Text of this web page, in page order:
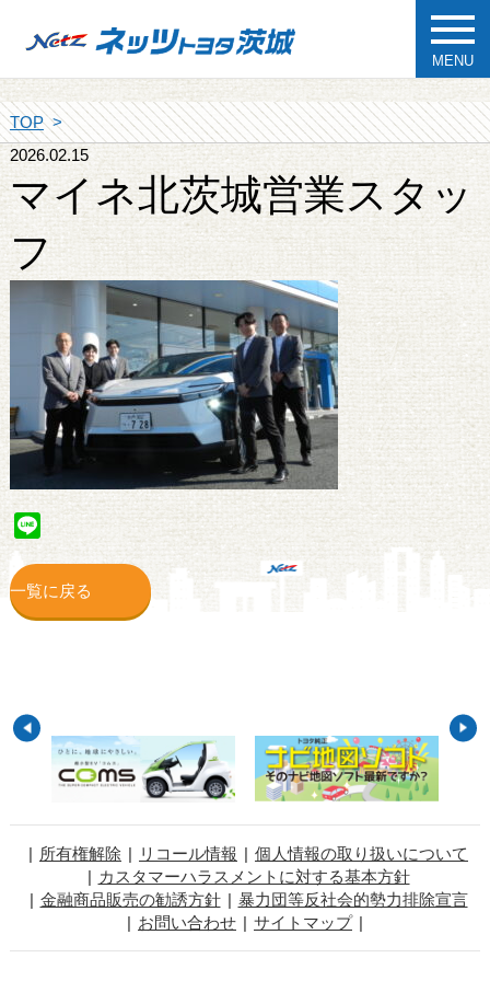
MENU
TOP
2026.02.15
マイネ北茨城営業スタッ
フ
Line
一覧に戻る
所有権解除 リコール情報
個人情報の取り扱いについて
カスタマーハラスメントに対する基本方針
金融商品販売の勧誘方針
暴力団等反社会的勢力排除宣言
お問い合わせ
サイトマップ